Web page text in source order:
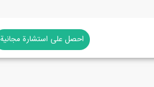
احصل على استشارة مجانية